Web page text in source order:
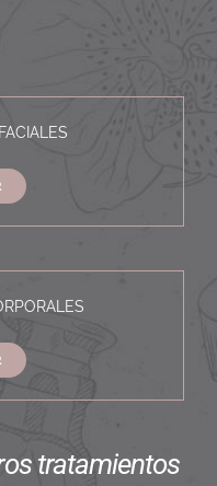
tratamientos